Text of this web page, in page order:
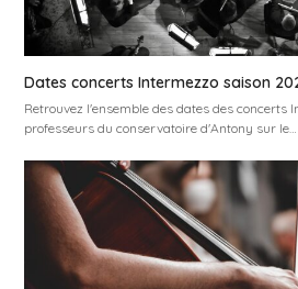
Dates concerts Intermezzo saison
Retrouvez l'ensemble des dates des concerts
professeurs du conservatoire d'Antony sur le…